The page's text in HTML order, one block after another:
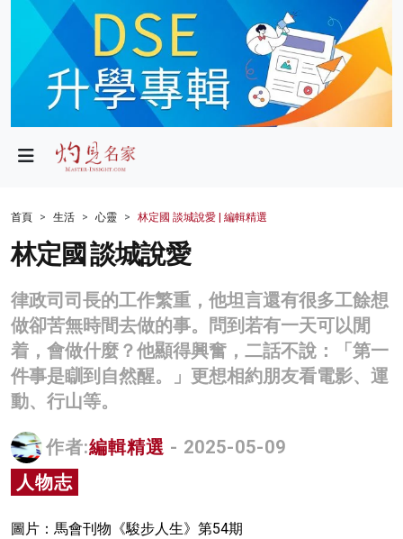
政局
財經
生活
商業
科技
影片
名家榜
灼見活動
首頁 生活 心靈 林定國 談城說愛 | 編輯精選
林定國 談城說愛
律政司司長的工作繁重，他坦言還有很多工餘想
做卻苦無時間去做的事。問到若有一天可以閒
着，會做什麼？他顯得興奮，二話不說：「第一
件事是瞓到自然醒。」更想相約朋友看電影、運
動、行山等。
作者:編輯精選 - 2025-05-09
人物志
圖片：馬會刊物《駿步人生》第54期